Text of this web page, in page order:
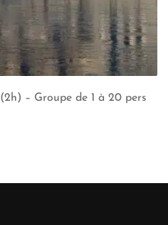
– Groupe de 1 à 20 pers